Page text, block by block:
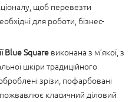
щоб перевезти
для роботи, бізнес-
Blue Square виконана з м’якої, з
шкіри традиційного
зрізи, пофарбовані
класичний діловий